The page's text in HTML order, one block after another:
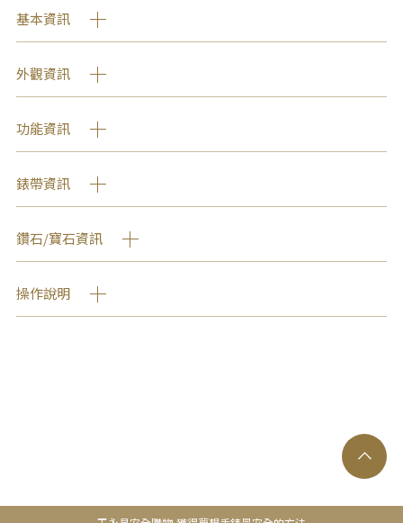
基本資訊
外觀資訊
功能資訊
錶帶資訊
鑽石/寶石資訊
操作說明